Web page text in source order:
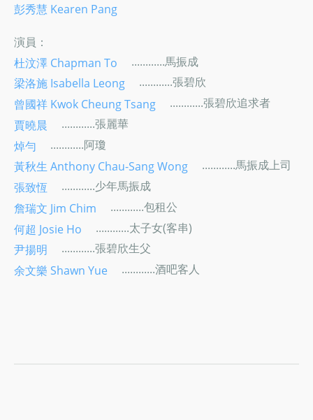
彭秀慧 Kearen Pang
演員：
杜汶澤 Chapman To
............馬振成
梁洛施 Isabella Leong
............張碧欣
曾國祥 Kwok Cheung Tsang
............張碧欣追求者
賈曉晨
............張麗華
焯勻
............阿瓊
黃秋生 Anthony Chau-Sang Wong
............馬振成上司
張致恆
............少年馬振成
詹瑞文 Jim Chim
............包租公
何超 Josie Ho
............太子女(客串)
尹揚明
............張碧欣生父
余文樂 Shawn Yue
............酒吧客人